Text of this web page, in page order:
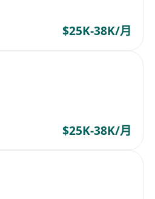
$25K-38K/月
$25K-38K/月